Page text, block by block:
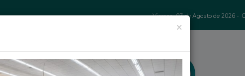
Viernes, 07 de Agosto de 2026 -
×